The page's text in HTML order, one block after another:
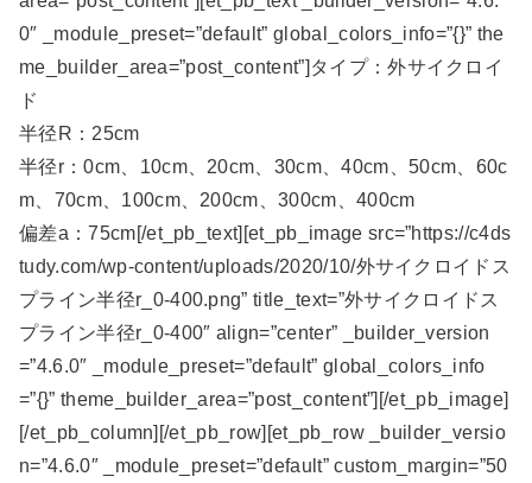
0″ _module_preset=”default” global_colors_info=”{}” the
me_builder_area=”post_content”]タイプ：外サイクロイ
ド
半径R：25cm
半径r：0cm、10cm、20cm、30cm、40cm、50cm、60c
m、70cm、100cm、200cm、300cm、400cm
偏差a：75cm[/et_pb_text][et_pb_image src=”https://c4ds
tudy.com/wp-content/uploads/2020/10/外サイクロイドス
プライン半径r_0-400.png” title_text=”外サイクロイドス
プライン半径r_0-400″ align=”center” _builder_version
=”4.6.0″ _module_preset=”default” global_colors_info
=”{}” theme_builder_area=”post_content”][/et_pb_image]
[/et_pb_column][/et_pb_row][et_pb_row _builder_versio
n=”4.6.0″ _module_preset=”default” custom_margin=”50